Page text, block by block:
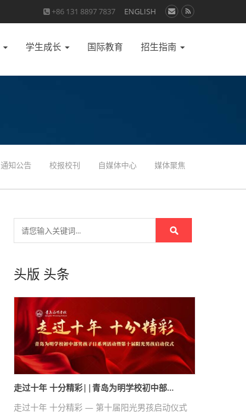
+86 131 8897 7837 ENGLISH
学生成长 国际教育 招生指南
通知公告 校报校刊 自媒体中心 媒体聚焦
头版 头条
走过十年 十分精彩||青岛为明学校初中部…
走过十年 十分精彩 — 第十届阳光男孩启动仪式